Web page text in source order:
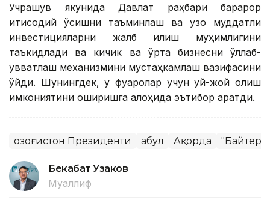
Учрашув якунида Давлат раҳбари барқарор
иқтисодий ўсишни таъминлаш ва узоқ муддатли
инвестицияларни жалб қилиш муҳимлигини
таъкидлади ва кичик ва ўрта бизнесни қўллаб-
қувватлаш механизмини мустаҳкамлаш вазифасини
қўйди. Шунингдек, у фуқаролар учун уй-жой олиш
имкониятини оширишга алоҳида эътибор қаратди.
Қозоғистон Президенти Қабул Ақорда
Бекабат Узаков
Муаллиф